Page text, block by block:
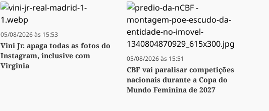
05/08/2026 às 15:53
Vini Jr. apaga todas as fotos do
Instagram, inclusive com
Virginia
05/08/2026 às 15:51
CBF vai paralisar competições
nacionais durante a Copa do
Mundo Feminina de 2027